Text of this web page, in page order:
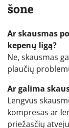
šone
Ar skausmas
kepenų ligą?
Ne, skausmas
plaučių
Ar galima
Lengvus
kompresas ar
priežasčių